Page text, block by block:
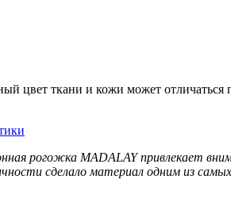
цвет ткани и кожи может отличаться
рогожка MADALAY привлекает
сделало материал одним из